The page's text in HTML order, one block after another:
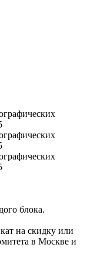
блока.
на скидку или
в Москве и